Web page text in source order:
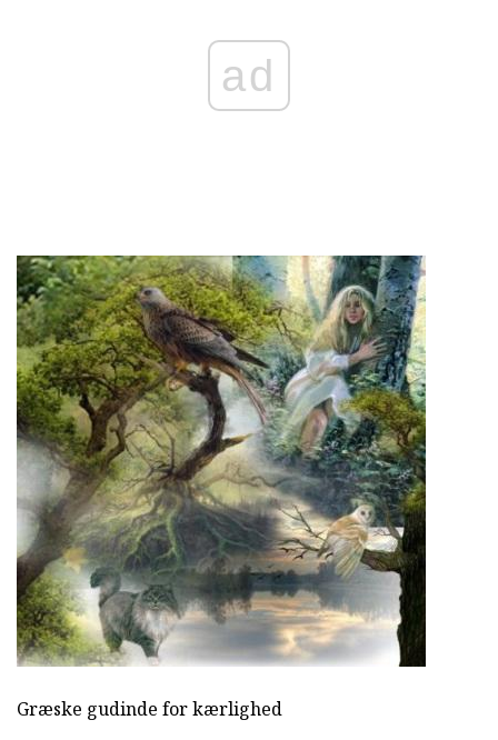
ad
Græske gudinde for kærlighed